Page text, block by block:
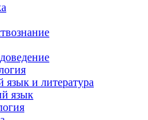
язык и литература
язык